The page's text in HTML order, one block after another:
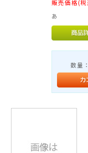
販売価格(税
あ
数量：